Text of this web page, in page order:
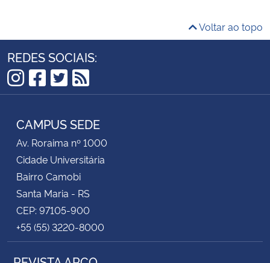
Secretaria de Governo
Gabinete de Segurança Institucional
Banco Central do Brasil
Planalto
Voltar ao topo
REDES SOCIAIS:
Instagram
Facebook
Twitter
RSS
CAMPUS SEDE
Av. Roraima nº 1000
Cidade Universitária
Bairro Camobi
Santa Maria - RS
CEP: 97105-900
+55 (55) 3220-8000